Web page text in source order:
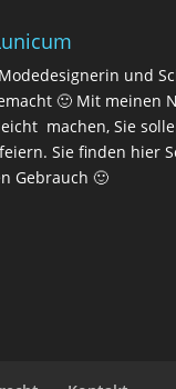
und
🙂 Mit meinen
machen, Sie
Sie finden hier
Gebrauch 🙂